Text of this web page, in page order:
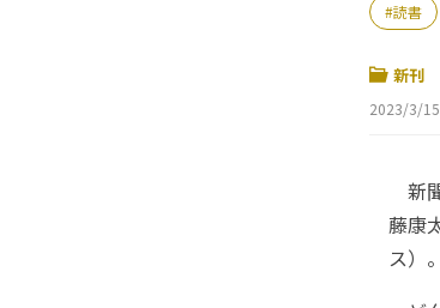
読書
新刊
2023/3/15
新
藤康
ス）。